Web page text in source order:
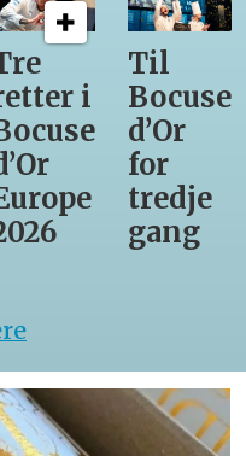
i
Til
Bocuse
d’Or
for
tredje
gang